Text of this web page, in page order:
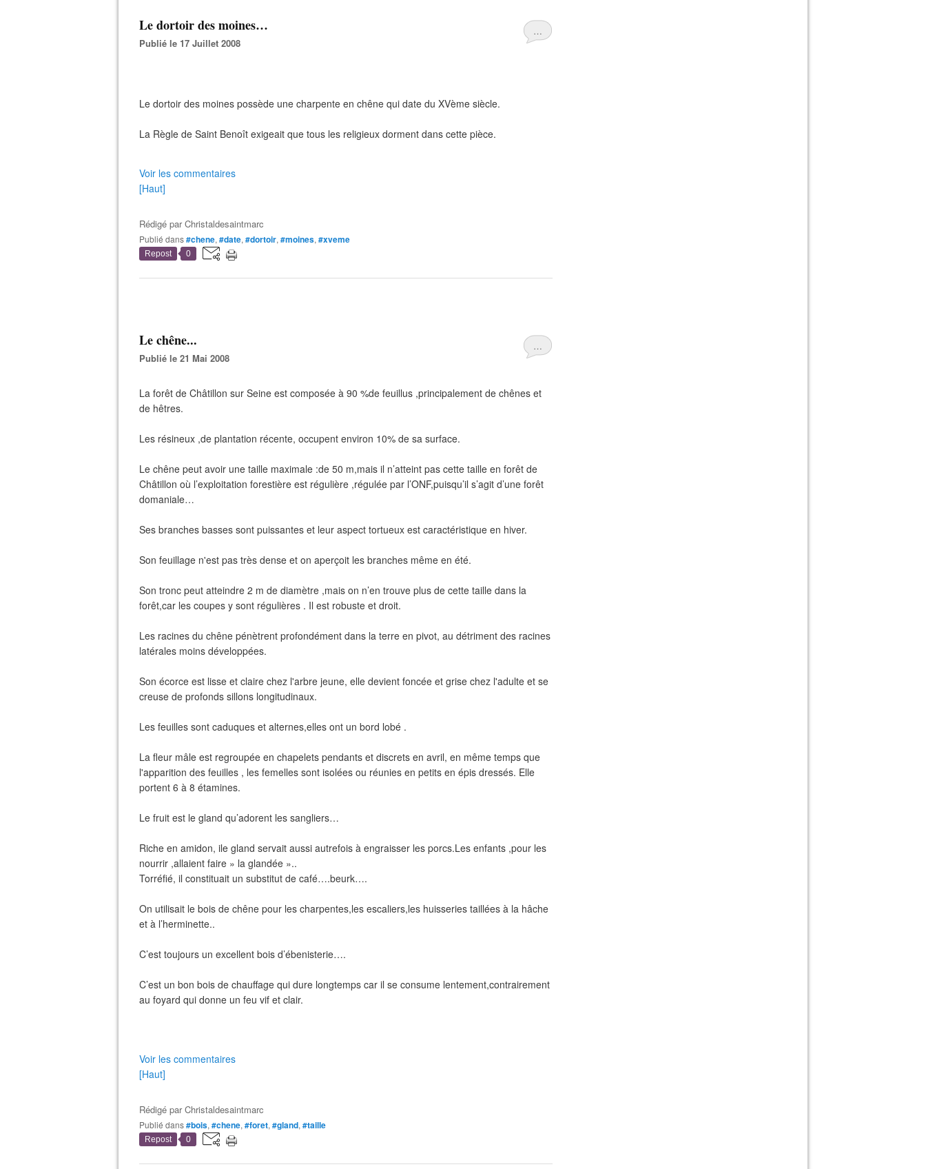
…
Le dortoir des moines…
Publié le 17 Juillet 2008
Le dortoir des moines possède une charpente en chêne qui date du XVème siècle.
La Règle de Saint Benoît exigeait que tous les religieux dorment dans cette pièce.
Voir les commentaires
[Haut]
Rédigé parChristaldesaintmarc
Publié dans#chene, #date, #dortoir, #moines, #xveme
Repost 0
…
Le chêne...
Publié le 21 Mai 2008
La forêt de Châtillon sur Seine est composée à 90 %de feuillus ,principalement de chênes et
de hêtres.
Les résineux ,de plantation récente, occupent environ 10% de sa surface.
Le chêne peut avoir une taille maximale :de 50 m,mais il n’atteint pas cette taille en forêt de
Châtillon où l’exploitation forestière est régulière ,régulée par l’ONF,puisqu’il s’agit d’une forêt
domaniale…
Ses branches basses sont puissantes et leur aspect tortueux est caractéristique en hiver.
Son feuillage n'est pas très dense et on aperçoit les branches même en été.
Son tronc peut atteindre 2 m de diamètre ,mais on n’en trouve plus de cette taille dans la
forêt,car les coupes y sont régulières . Il est robuste et droit.
Les racines du chêne pénètrent profondément dans la terre en pivot, au détriment des racines
latérales moins développées.
Son écorce est lisse et claire chez l'arbre jeune, elle devient foncée et grise chez l'adulte et se
creuse de profonds sillons longitudinaux.
Les feuilles sont caduques et alternes,elles ont un bord lobé .
La fleur mâle est regroupée en chapelets pendants et discrets en avril, en même temps que
l'apparition des feuilles , les femelles sont isolées ou réunies en petits en épis dressés. Elle
portent 6 à 8 étamines.
Le fruit est le gland qu’adorent les sangliers…
Riche en amidon, ile gland servait aussi autrefois à engraisser les porcs.Les enfants ,pour les
nourrir ,allaient faire » la glandée »..
Torréfié, il constituait un substitut de café….beurk….
On utilisait le bois de chêne pour les charpentes,les escaliers,les huisseries taillées à la hâche
et à l’herminette..
C’est toujours un excellent bois d’ébenisterie….
C’est un bon bois de chauffage qui dure longtemps car il se consume lentement,contrairement
au foyard qui donne un feu vif et clair.
Voir les commentaires
[Haut]
Rédigé parChristaldesaintmarc
Publié dans#bois, #chene, #foret, #gland, #taille
Repost 0